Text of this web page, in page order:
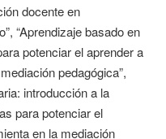
docente en
“Aprendizaje basado en
potenciar el aprender a
pedagógica”,
introducción a la
para potenciar el
en la mediación